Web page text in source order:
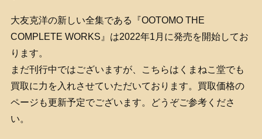
大友克洋の新しい全集である『OOTOMO THE
COMPLETE WORKS』は2022年1月に発売を開始してお
ります。
まだ刊行中ではございますが、こちらはくまねこ堂でも
買取に力を入れさせていただいております。買取価格の
ページも更新予定でございます。どうぞご参考くださ
い。